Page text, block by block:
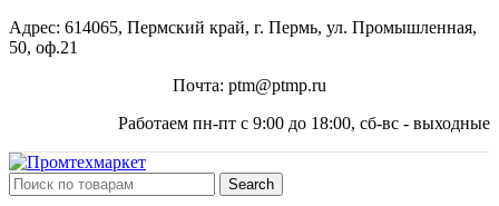
Адрес: 614065, Пермский край, г. Пермь, ул. Промышленная,
50, оф.21
Почта: ptm@ptmp.ru
Работаем пн-пт с 9:00 до 18:00, сб-вс - выходные
Search